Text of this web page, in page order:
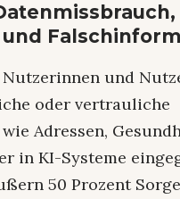
Nutzerinnen und
oder vertrauliche
Adressen,
in KI-Systeme
50 Prozent